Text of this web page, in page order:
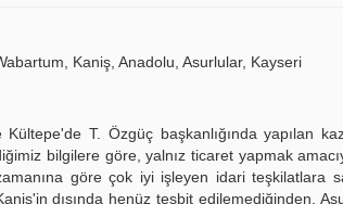
Kaniş, Anadolu, Asurlular, Kayseri
T. Özgüç başkanlığında yapılan
bilgilere göre, yalnız ticaret yapmak
göre çok iyi işleyen idari teşkilatlara
dışında henüz tesbit edilemediğinden,